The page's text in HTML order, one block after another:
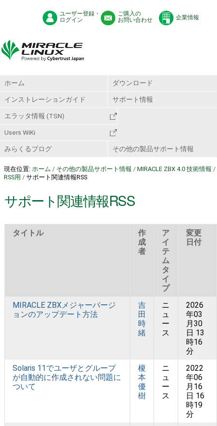
ユーザー登録・
ログイン
ご購入の
お問い合わせ
企業情報
ホーム ダウンロード
インストレーションガイド サポート情報
エラッタ情報 (TSN)
Users WiKi
みらくるブログ その他の製品サポート情報
現在位置: ホーム / その他の製品サポート情報 / MIRACLE ZBX 4.0 技術情報 /
RSS用 / サポート関連情報RSS
サポート関連情報RSS
タイトル
作
成
者
ア
イ
テ
ム
タ
イ
プ
変更
日付
MIRACLE ZBXメジャーバージ
ョンのアップデート方法
吉
田
時
緒
ニ
ュ
ー
ス
2026
年03
月30
日 13
時16
分
Solaris 11でユーザとグループ
が自動的に作成されない問題に
ついて
榎
本
優
樹
ニ
ュ
ー
ス
2022
年06
月16
日 16
時19
分